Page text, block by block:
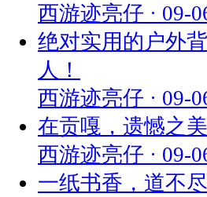
西游迹亮仔 · 09-
绝对实用的户外
人！
西游迹亮仔 · 09-
在贡嘎，遗憾之美
西游迹亮仔 · 09-
一纸书香，道不